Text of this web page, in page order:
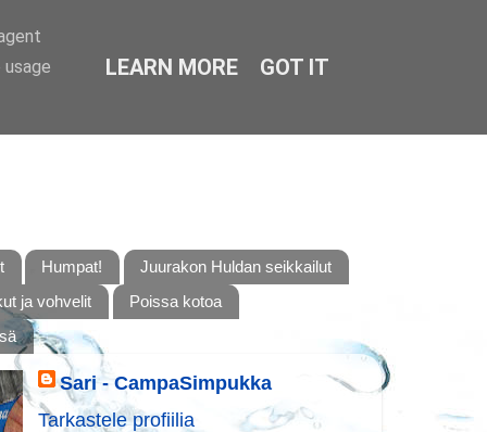
Humpat!
Juurakon Huldan seikkailut
ja vohvelit
Poissa kotoa
Sari - CampaSimpukka
Tarkastele profiilia
LEARN MORE GOT IT